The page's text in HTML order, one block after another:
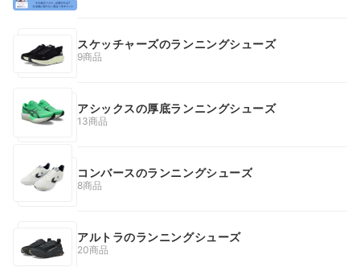
スケッチャーズのランニングシューズ
9商品
アシックスの厚底ランニングシューズ
13商品
コンバースのランニングシューズ
8商品
アルトラのランニングシューズ
20商品